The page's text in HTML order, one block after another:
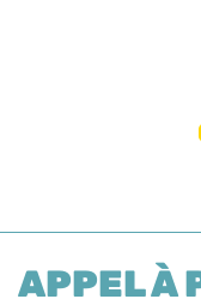
APPEL À